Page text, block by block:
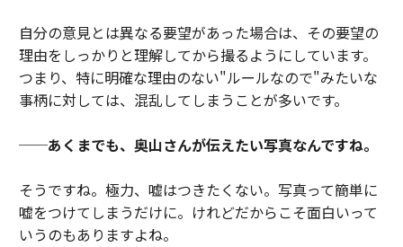
自分の意見とは異なる要望があった場合は、その要望の
理由をしっかりと理解してから撮るようにしています。
つまり、特に明確な理由のない"ルールなので"みたいな
事柄に対しては、混乱してしまうことが多いです。
──あくまでも、奥山さんが伝えたい写真なんですね。
そうですね。極力、嘘はつきたくない。写真って簡単に
嘘をつけてしまうだけに。けれどだからこそ面白いって
いうのもありますよね。